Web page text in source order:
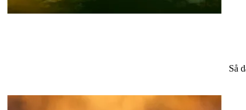
Så